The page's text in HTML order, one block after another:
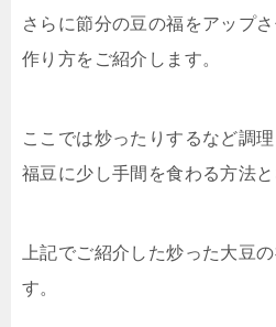
さらに節分の豆の福をアップ
作り方をご紹介します。
ここでは炒ったりするなど調
福豆に少し手間を食わる方法と
上記でご紹介した炒った大豆
す。